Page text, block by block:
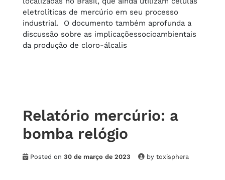
eletrolíticas de mercúrio em seu processo
industrial. O documento também aprofunda a
discussão sobre as implicaçõessocioambientais
da produção de cloro-álcalis
Relatório mercúrio: a
bomba relógio
Posted on 30 de março de 2023 by toxisphera